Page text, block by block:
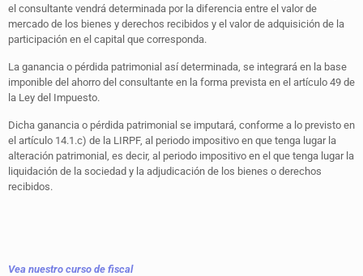
el consultante vendrá determinada por la diferencia entre el valor de
mercado de los bienes y derechos recibidos y el valor de adquisición de la
participación en el capital que corresponda.
La ganancia o pérdida patrimonial así determinada, se integrará en la base
imponible del ahorro del consultante en la forma prevista en el artículo 49 de
la Ley del Impuesto.
Dicha ganancia o pérdida patrimonial se imputará, conforme a lo previsto en
el artículo 14.1.c) de la LIRPF, al periodo impositivo en que tenga lugar la
alteración patrimonial, es decir, al periodo impositivo en el que tenga lugar la
liquidación de la sociedad y la adjudicación de los bienes o derechos
recibidos.
Vea nuestro curso de fiscal